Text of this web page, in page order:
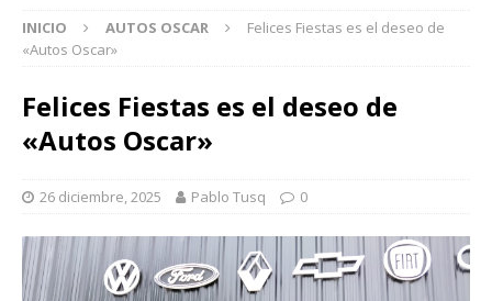
INICIO AUTOS OSCAR
Felices Fiestas es el deseo de
«Autos Oscar»
Felices Fiestas es el deseo de
«Autos Oscar»
26 diciembre, 2025 Pablo Tusq 0